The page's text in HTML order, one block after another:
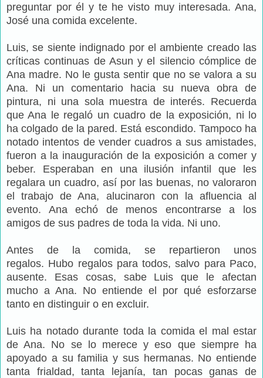
preguntar por él y te he visto muy interesada. Ana,
José una comida excelente.
Luis, se siente indignado por el ambiente creado las
críticas continuas de Asun y el silencio cómplice de
Ana madre. No le gusta sentir que no se valora a su
Ana. Ni un comentario hacia su nueva obra de
pintura, ni una sola muestra de interés. Recuerda
que Ana le regaló un cuadro de la exposición, ni lo
ha colgado de la pared. Está escondido. Tampoco ha
notado intentos de vender cuadros a sus amistades,
fueron a la inauguración de la exposición a comer y
beber. Esperaban en una ilusión infantil que les
regalara un cuadro, así por las buenas, no valoraron
el trabajo de Ana, alucinaron con la afluencia al
evento. Ana echó de menos encontrarse a los
amigos de sus padres de toda la vida. Ni uno.
Antes de la comida, se repartieron unos
regalos. Hubo regalos para todos, salvo para Paco,
ausente. Esas cosas, sabe Luis que le afectan
mucho a Ana. No entiende el por qué esforzarse
tanto en distinguir o en excluir.
Luis ha notado durante toda la comida el mal estar
de Ana. No se lo merece y eso que siempre ha
apoyado a su familia y sus hermanas. No entiende
tanta frialdad, tanta lejanía, tan pocas ganas de